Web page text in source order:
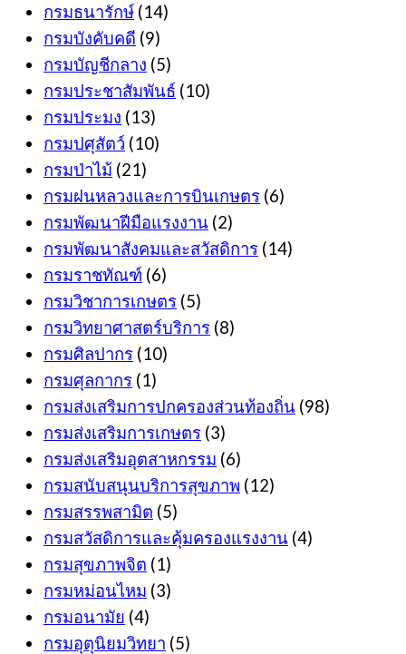
กรมธนารักษ์ (14)
กรมบังคับคดี (9)
กรมบัญชีกลาง (5)
กรมประชาสัมพันธ์ (10)
กรมประมง (13)
กรมปศุสัตว์ (10)
กรมป่าไม้ (21)
กรมฝนหลวงและการบินเกษตร (6)
กรมพัฒนาฝีมือแรงงาน (2)
กรมพัฒนาสังคมและสวัสดิการ (14)
กรมราชทัณฑ์ (6)
กรมวิชาการเกษตร (5)
กรมวิทยาศาสตร์บริการ (8)
กรมศิลปากร (10)
กรมศุลกากร (1)
กรมส่งเสริมการปกครองส่วนท้องถิ่น (98)
กรมส่งเสริมการเกษตร (3)
กรมส่งเสริมอุตสาหกรรม (6)
กรมสนับสนุนบริการสุขภาพ (12)
กรมสรรพสามิต (5)
กรมสวัสดิการและคุ้มครองแรงงาน (4)
กรมสุขภาพจิต (1)
กรมหม่อนไหม (3)
กรมอนามัย (4)
กรมอุตุนิยมวิทยา (5)